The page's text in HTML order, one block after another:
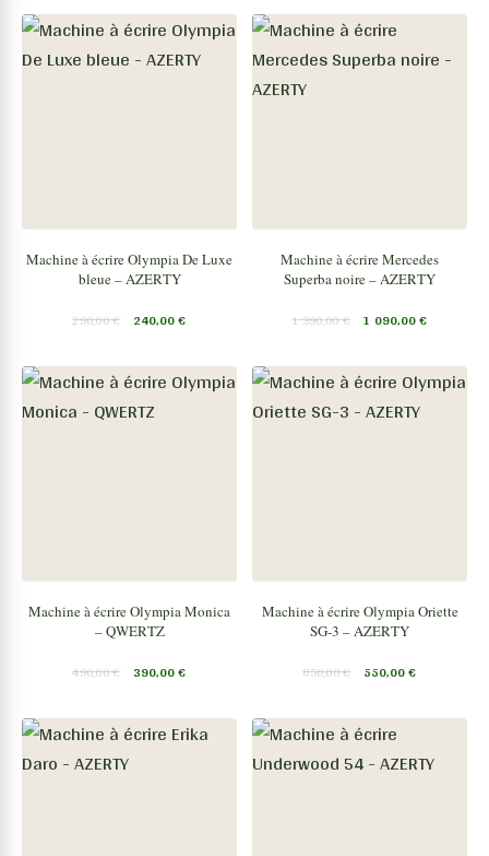
Machine à écrire Olympia De Luxe
bleue – AZERTY
290,00€ 240,00€
Machine à écrire Mercedes
Superba noire – AZERTY
1 390,00€ 1 090,00€
Machine à écrire Olympia Monica
– QWERTZ
490,00€ 390,00€
Machine à écrire Olympia Oriette
SG-3 – AZERTY
650,00€ 550,00€